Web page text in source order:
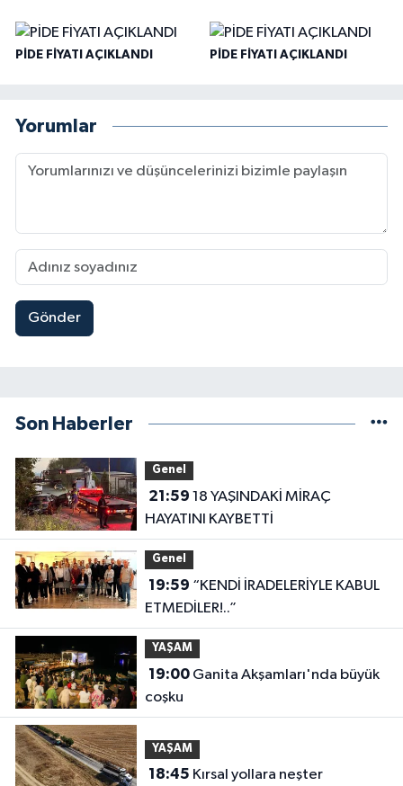
PİDE FİYATI AÇIKLANDI PİDE FİYATI AÇIKLANDI
Yorumlar
Gönder
Son Haberler
Genel
21:59
HAYATINI KAYBETTİ
Genel
19:59
ETMEDİLER!..”
YAŞAM
19:00Ganita Akşamları'nda büyük
coşku
YAŞAM
18:45 Kırsal yollara neşter